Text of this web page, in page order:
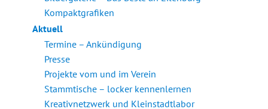
Kompaktgrafiken
Aktuell
Termine – Ankündigung
Presse
Projekte vom und im Verein
Stammtische – locker kennenlernen
Kreativnetzwerk und Kleinstadtlabor